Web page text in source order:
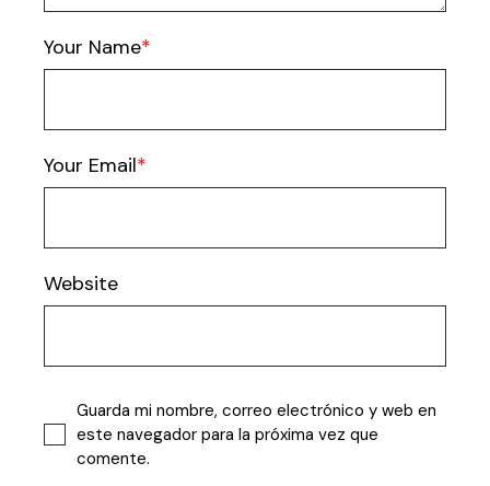
Your Name
Your Email
Website
Guarda mi nombre, correo electrónico y web en
este navegador para la próxima vez que
comente.